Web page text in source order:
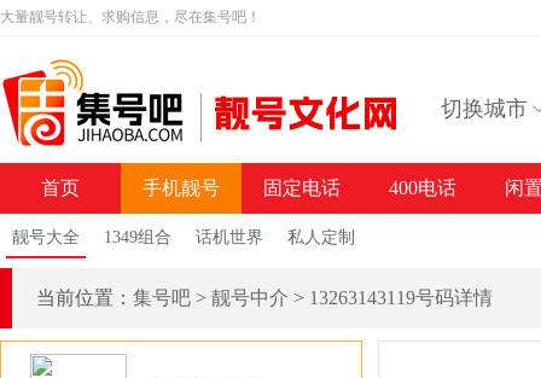
大量靓号转让、求购信息，尽在集号吧！
切换城市
首页 手机靓号
靓号大全 1349组合 话机世界 私人定制
固定电话 400电话 闲
当前位置： 集号吧 > 靓号中介 > 13263143119号码详情